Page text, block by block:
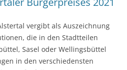
vergibt als Auszeichnung
die in den Stadtteilen
Sasel oder Wellingsbüttel
in den verschiedensten